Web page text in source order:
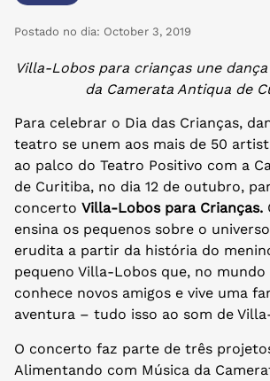
Postado no dia: October 3, 2019
Villa-Lobos para crianças une
da Camerata Antiqua de
Para celebrar o Dia das Crianças,
teatro se unem aos mais de 50
ao palco do Teatro Positivo com a
de Curitiba, no dia 12 de outubro,
concerto Villa-Lobos para Crianças.
ensina os pequenos sobre o
erudita a partir da história do
pequeno Villa-Lobos que, no mundo
conhece novos amigos e vive uma
aventura – tudo isso ao som de
O concerto faz parte de três
Alimentando com Música da